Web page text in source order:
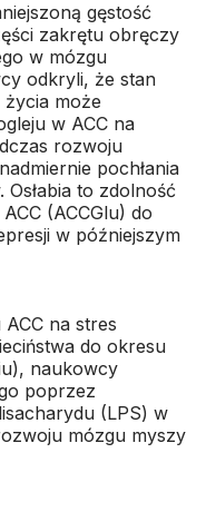
gęstość
zakrętu obręczy
w mózgu
odkryli, że stan
może
w ACC na
rozwoju
pochłania
to zdolność
(ACCGlu) do
w późniejszym
na stres
do okresu
naukowcy
poprzez
(LPS) w
mózgu myszy